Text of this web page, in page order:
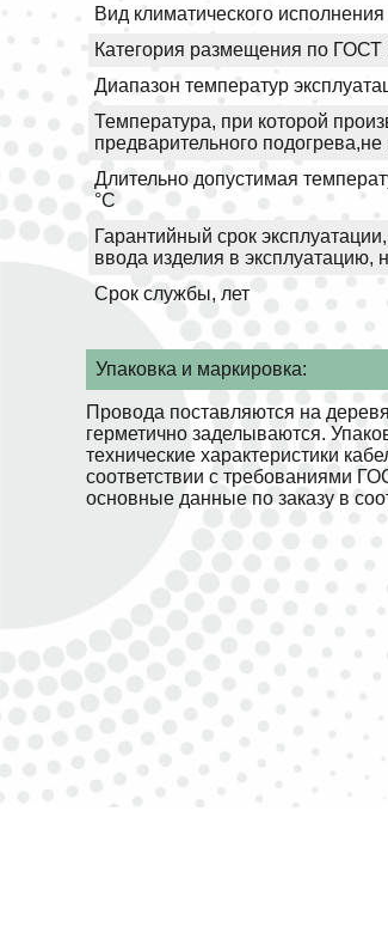
Вид климатического исполнения
Категория размещения по ГОСТ
Диапазон температур
Температура, при которой
предварительного
Длительно допустимая
°С
Гарантийный срок
ввода изделия в эксплуатацию,
Срок службы, лет
Упаковка и маркировка:
Провода поставляются на
герметично заделываются.
технические характеристики
соответствии с требованиями
основные данные по заказу в